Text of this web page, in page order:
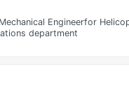
Engineerfor
department